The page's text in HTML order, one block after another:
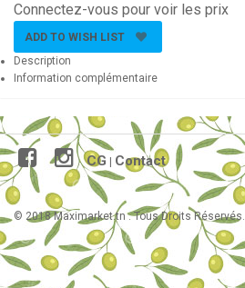
Connectez-vous pour voir les prix
ADD TO WISH LIST
Description
Information complémentaire
CG Contact
© 2018 Maximarket.tn . Tous Droits Réservés.